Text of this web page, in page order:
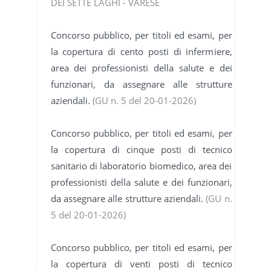
Concorso pubblico, per titoli ed esami, per
la copertura di cento posti di infermiere,
area dei professionisti della salute e dei
funzionari, da assegnare alle strutture
aziendali. (GU n. 5 del 20-01-2026)
Concorso pubblico, per titoli ed esami, per
la copertura di cinque posti di tecnico
sanitario di laboratorio biomedico, area dei
professionisti della salute e dei funzionari,
da assegnare alle strutture aziendali. (GU n.
5 del 20-01-2026)
Concorso pubblico, per titoli ed esami, per
la copertura di venti posti di tecnico